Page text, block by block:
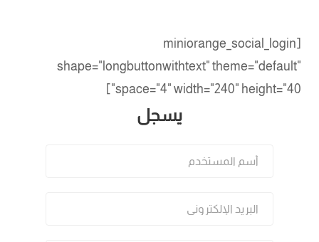
[miniorange_social_login
shape="longbuttonwithtext" theme="default"
space="4" width="240" height="40"]
يسجل